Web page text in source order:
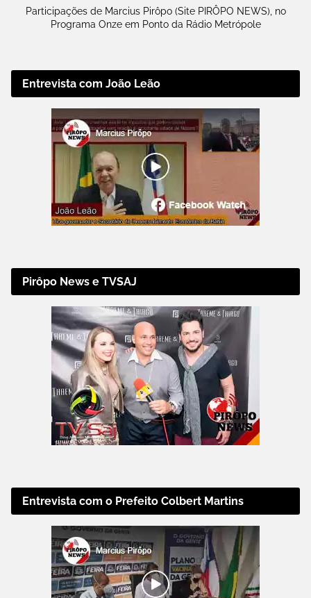
Participações de Marcius Pirôpo (Site PIRÔPO NEWS), no
Programa Onze em Ponto da Rádio Metrópole
Entrevista com João Leão
Pirôpo News e TVSAJ
Entrevista com o Prefeito Colbert Martins